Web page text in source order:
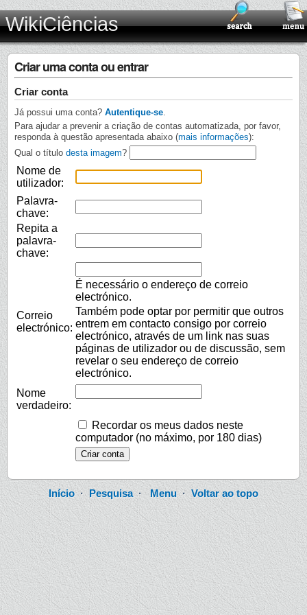
WikiCiências
Criar uma conta ou entrar
Criar conta
Já possui uma conta? Autentique-se
Para ajudar a prevenir a criação de contas automatizada, por favor,
responda à questão apresentada abaixo (mais informações):
Qual o título desta imagem?
Nome de
utilizador:
Palavra-
chave:
Repita a
palavra-
chave:
Correio
electrónico:
É necessário o endereço de correio
electrónico.
Também pode optar por permitir que outros
entrem em contacto consigo por correio
electrónico, através de um link nas suas
páginas de utilizador ou de discussão, sem
revelar o seu endereço de correio
electrónico.
Nome
verdadeiro:
Recordar os meus dados neste
computador (no máximo, por 180 dias)
Início·Pesquisa· Menu· Voltar ao topo